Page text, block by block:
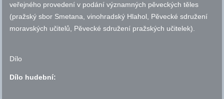
veřejného provedení v podání významných pěveckých těles
(pražský sbor Smetana, vinohradský Hlahol, Pěvecké sdružení
moravských učitelů, Pěvecké sdružení pražských učitelek).
Dílo
Dílo hudební: